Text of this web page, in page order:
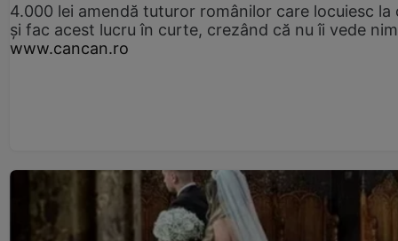
4.000 lei amendă tuturor românilor care locuiesc la
și fac acest lucru în curte, crezând că nu îi vede
www.cancan.ro